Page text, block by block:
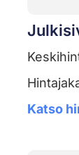
Katso